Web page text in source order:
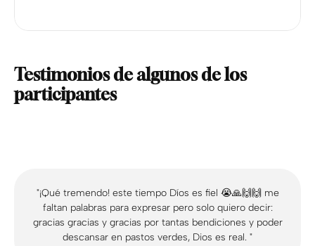
Testimonios de algunos de los
participantes
"¡Qué tremendo! este tiempo Díos es fiel 😭🙏🙌🙌 me
faltan palabras para expresar pero solo quiero decir:
gracias gracias y gracias por tantas bendiciones y poder
descansar en pastos verdes, Dios es real. "